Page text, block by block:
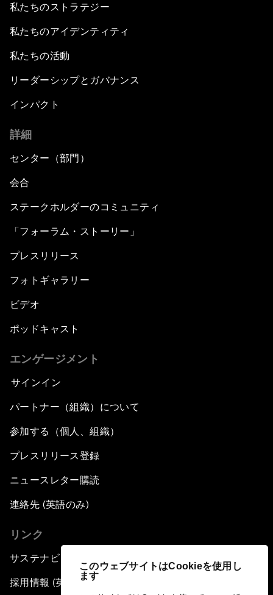
このウェブサイトはCookieを使用し
ます
私たちのストラテジー
私たちのアイデンティティ
私たちの活動
リーダーシップとガバナンス
インパクト
詳細
センター（部門）
会合
ステークホルダーのコミュニティ
「フォーラム・ストーリー」
プレスリリース
フォトギャラリー
ビデオ
ポッドキャスト
エンゲージメント
サインイン
パートナー（組織）について
参加する（個人、組織）
プレスリリース登録
ニュースレター購読
連絡先 (英語のみ)
リンク
サステナビリティへの取り組み
採用情報 (英語のみ)